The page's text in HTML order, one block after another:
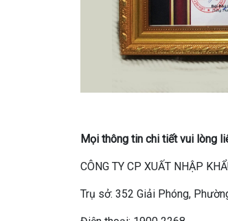
Mọi thông tin chi tiết vui lòng
CÔNG TY CP XUẤT NHẬP
Trụ sở: 352 Giải Phóng,